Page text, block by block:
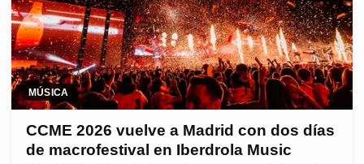
MÚSICA
CCME 2026 vuelve a Madrid con dos días
de macrofestival en Iberdrola Music